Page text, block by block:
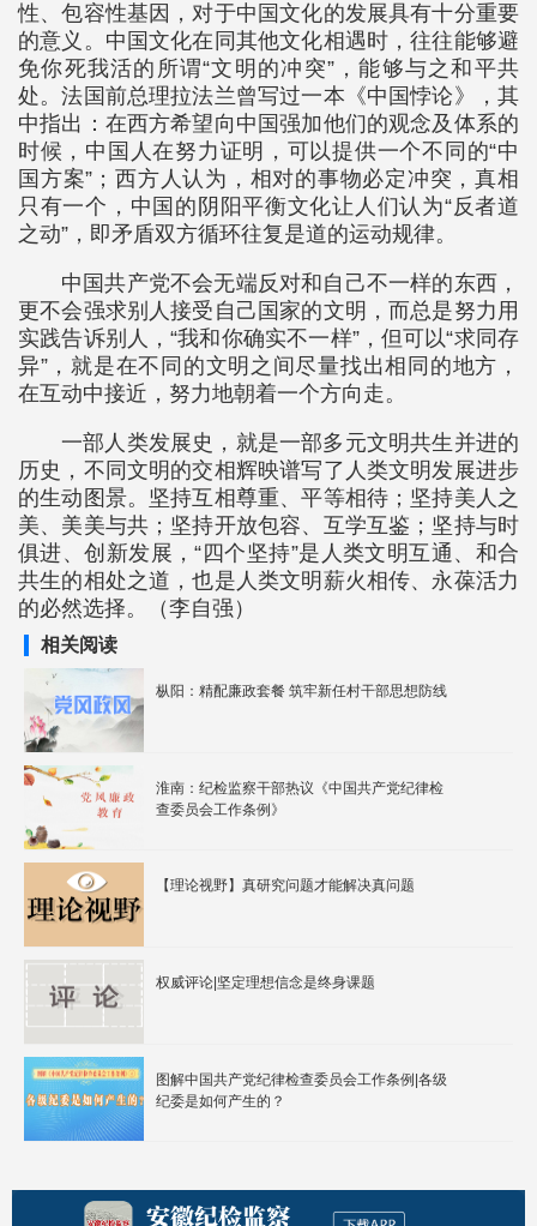
性、包容性基因，对于中国文化的发展具有十分重要
的意义。中国文化在同其他文化相遇时，往往能够避
免你死我活的所谓“文明的冲突”，能够与之和平共
处。法国前总理拉法兰曾写过一本《中国悖论》，其
中指出：在西方希望向中国强加他们的观念及体系的
时候，中国人在努力证明，可以提供一个不同的“中
国方案”；西方人认为，相对的事物必定冲突，真相
只有一个，中国的阴阳平衡文化让人们认为“反者道
之动”，即矛盾双方循环往复是道的运动规律。
中国共产党不会无端反对和自己不一样的东西，
更不会强求别人接受自己国家的文明，而总是努力用
实践告诉别人，“我和你确实不一样”，但可以“求同存
异”，就是在不同的文明之间尽量找出相同的地方，
在互动中接近，努力地朝着一个方向走。
一部人类发展史，就是一部多元文明共生并进的
历史，不同文明的交相辉映谱写了人类文明发展进步
的生动图景。坚持互相尊重、平等相待；坚持美人之
美、美美与共；坚持开放包容、互学互鉴；坚持与时
俱进、创新发展，“四个坚持”是人类文明互通、和合
共生的相处之道，也是人类文明薪火相传、永葆活力
的必然选择。（李自强）
相关阅读
枞阳：精配廉政套餐 筑牢新任村干部思想防线
淮南：纪检监察干部热议《中国共产党纪律检
查委员会工作条例》
【理论视野】真研究问题才能解决真问题
权威评论|坚定理想信念是终身课题
图解中国共产党纪律检查委员会工作条例|各级
纪委是如何产生的？